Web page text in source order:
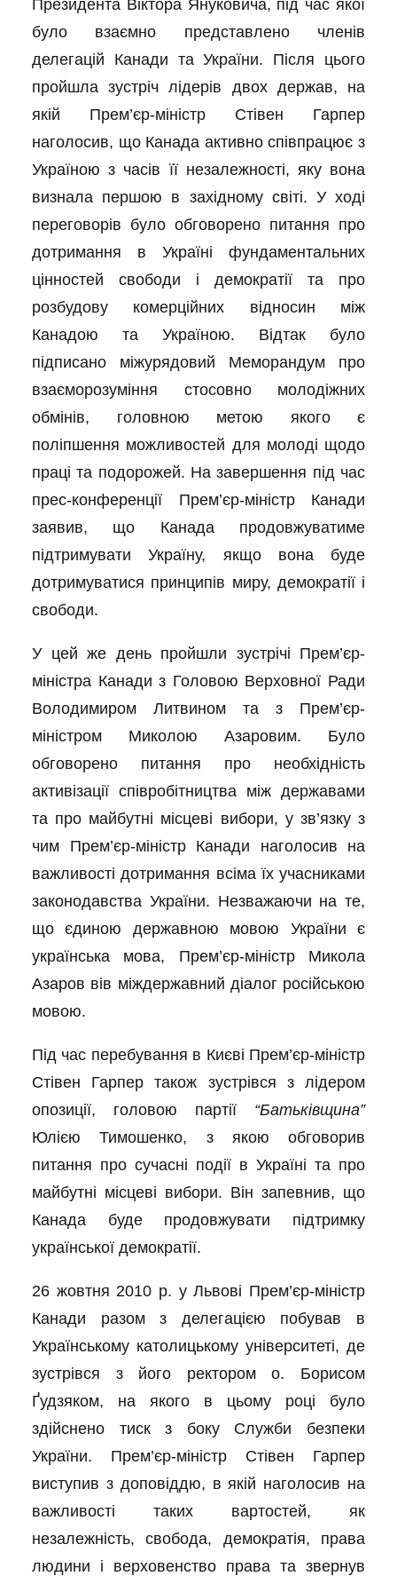
Президента Віктора Януковича, під час якої
було взаємно представлено членів
делегацій Канади та України. Після цього
пройшла зустріч лідерів двох держав, на
якій Прем’єр-міністр Стівен Гарпер
наголосив, що Канада активно співпрацює з
Україною з часів її незалежності, яку вона
визнала першою в західному світі. У ході
переговорів було обговорено питання про
дотримання в Україні фундаментальних
цінностей свободи і демократії та про
розбудову комерційних відносин між
Канадою та Україною. Відтак було
підписано міжурядовий Меморандум про
взаєморозуміння стосовно молодіжних
обмінів, головною метою якого є
поліпшення можливостей для молоді щодо
праці та подорожей. На завершення під час
прес-конференції Прем’єр-міністр Канади
заявив, що Канада продовжуватиме
підтримувати Україну, якщо вона буде
дотримуватися принципів миру, демократії і
свободи.
У цей же день пройшли зустрічі Прем’єр-
міністра Канади з Головою Верховної Ради
Володимиром Литвином та з Прем’єр-
міністром Миколою Азаровим. Було
обговорено питання про необхідність
активізації співробітництва між державами
та про майбутні місцеві вибори, у зв’язку з
чим Прем’єр-міністр Канади наголосив на
важливості дотримання всіма їх учасниками
законодавства України. Незважаючи на те,
що єдиною державною мовою України є
українська мова, Прем’єр-міністр Микола
Азаров вів міждержавний діалог російською
мовою.
Під час перебування в Києві Прем’єр-міністр
Стівен Гарпер також зустрівся з лідером
опозиції, головою партії “Батьківщина”
Юлією Тимошенко, з якою обговорив
питання про сучасні події в Україні та про
майбутні місцеві вибори. Він запевнив, що
Канада буде продовжувати підтримку
української демократії.
26 жовтня 2010 р. у Львові Прем’єр-міністр
Канади разом з делегацією побував в
Українському католицькому університеті, де
зустрівся з його ректором о. Борисом
Ґудзяком, на якого в цьому році було
здійснено тиск з боку Служби безпеки
України. Прем’єр-міністр Стівен Гарпер
виступив з доповіддю, в якій наголосив на
важливості таких вартостей, як
незалежність, свобода, демократія, права
людини і верховенство права та звернув